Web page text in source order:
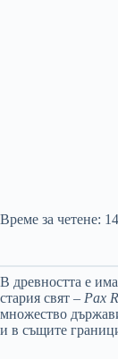
Време за четене: 14
В древността е
стария свят – Pax
множество
и в същите